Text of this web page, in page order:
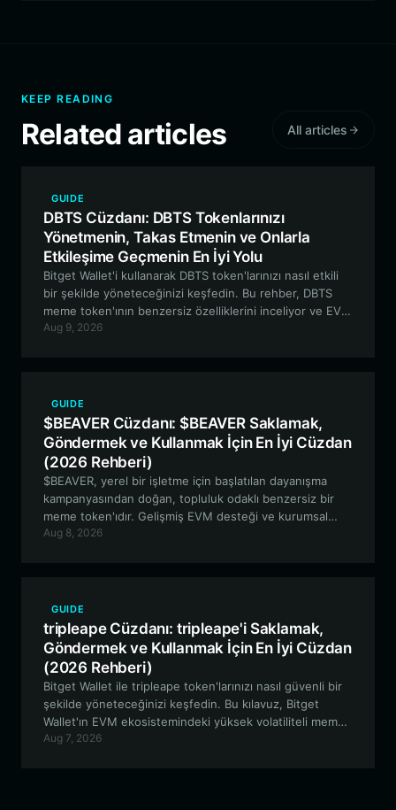
KEEP READING
Related articles All articles
GUIDE
DBTS Cüzdanı: DBTS Tokenlarınızı
Yönetmenin, Takas Etmenin ve Onlarla
Etkileşime Geçmenin En İyi Yolu
Bitget Wallet'i kullanarak DBTS token'larınızı nasıl etkili
bir şekilde yöneteceğinizi keşfedin. Bu rehber, DBTS
meme token'ının benzersiz özelliklerini inceliyor ve EVM
ekosistemindeki varlıklarınızı güvence altına almak için
Aug 9, 2026
GUIDE
$BEAVER Cüzdanı: $BEAVER Saklamak,
Göndermek ve Kullanmak İçin En İyi Cüzdan
(2026 Rehberi)
$BEAVER, yerel bir işletme için başlatılan dayanışma
kampanyasından doğan, topluluk odaklı benzersiz bir
meme token'ıdır. Gelişmiş EVM desteği ve kurumsal
düzeyde güvenliği ile Bitget Wallet'ın $BEAVER
Aug 8, 2026
GUIDE
tripleape Cüzdanı: tripleape'i Saklamak,
Göndermek ve Kullanmak İçin En İyi Cüzdan
(2026 Rehberi)
Bitget Wallet ile tripleape token'larınızı nasıl güvenli bir
şekilde yöneteceğinizi keşfedin. Bu kılavuz, Bitget
Wallet'ın EVM ekosistemindeki yüksek volatiliteli meme
varlıklarını yönetmek için neden ideal seçim olduğunu
Aug 7, 2026